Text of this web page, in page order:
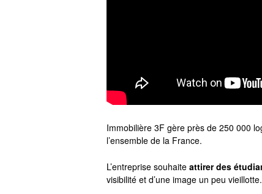
Immobilière 3F gère près de 250 000
l’ensemble de la France.
L’entreprise souhaite attirer des
visibilité et d’une image un peu vieillotte.